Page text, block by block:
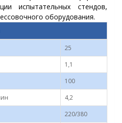
испытательных стендов,
оборудования.
25
1,1
100
4,2
220/380